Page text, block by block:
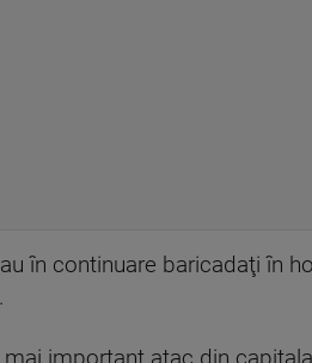
în continuare baricadaţi în